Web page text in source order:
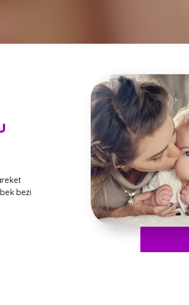
bezi
Sizin ve
İçin Çalışıyoruz..
Bebeğiniz dünyaya merhaba dediği
iyisini düşünür, en iyisini istersiniz.
babaların güvenini kazanan